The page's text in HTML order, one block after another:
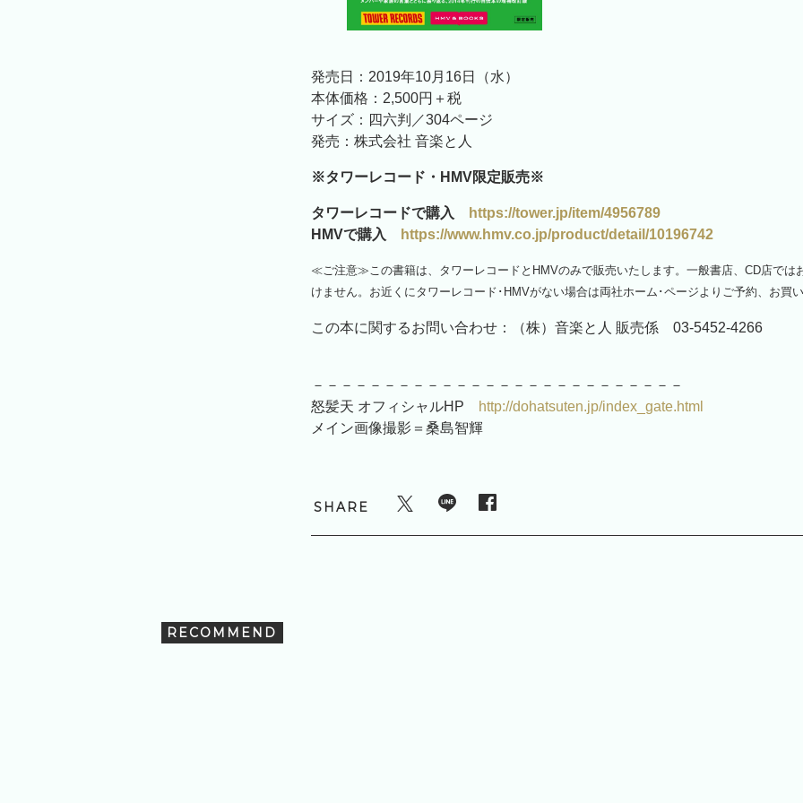
発売日：2019年10月16日（水）
本体価格：2,500円＋税
サイズ：四六判／304ページ
発売：株式会社 音楽と人
※タワーレコード・HMV限定販売※
タワーレコードで購入
https://tower.jp/item/4956789
HMVで購入
https://www.hmv.co.jp/product/detail/10196742
≪ご注意≫この書籍は、タワーレコードとHMVのみで販売いたします。一般書店、CD店では
けません。お近くにタワーレコード･HMVがない場合は両社ホーム･ページよりご予約、お買い
この本に関するお問い合わせ：（株）音楽と人 販売係 03-5452-4266
－－－－－－－－－－－－－－－－－－－－－－－－－－
怒髪天 オフィシャルHP
http://dohatsuten.jp/index_gate.html
メイン画像撮影＝桑島智輝
SHARE
RECOMMEND